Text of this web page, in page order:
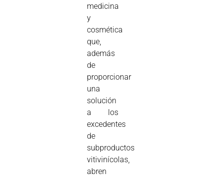
medicina
y
cosmética
que,
además
de
proporcionar
una
solución
a los
excedentes
de
subproductos
vitivinícolas,
abren